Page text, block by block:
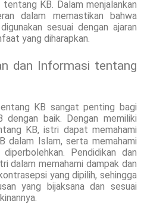
KB. Dalam menjalankan
dalam memastikan bahwa
sesuai dengan ajaran
yang diharapkan.
dan Informasi tentang
KB sangat penting bagi
dengan baik. Dengan memiliki
KB, istri dapat memahami
dalam Islam, serta memahami
Pendidikan dan
dalam memahami dampak dan
yang dipilih, sehingga
yang bijaksana dan sesuai